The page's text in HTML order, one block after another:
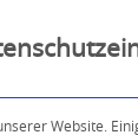
Website.